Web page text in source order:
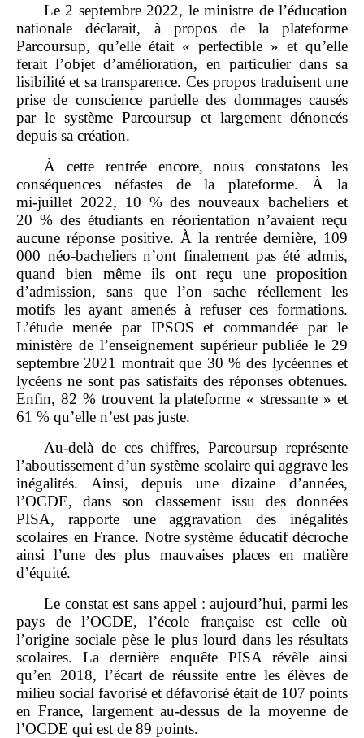
Le 2 septembre 2022, le ministre de l’éducation
nationale déclarait, à propos de la plateforme
Parcoursup, qu’elle était « perfectible » et qu’elle
ferait l’objet d’amélioration, en particulier dans sa
lisibilité et sa transparence. Ces propos traduisent une
prise de conscience partielle des dommages causés
par le système Parcoursup et largement dénoncés
depuis sa création.
À cette rentrée encore, nous constatons les
conséquences néfastes de la plateforme. À la
mi‑juillet 2022, 10 % des nouveaux bacheliers et
20 % des étudiants en réorientation n’avaient reçu
aucune réponse positive. À la rentrée dernière, 109
000 néo‑bacheliers n’ont finalement pas été admis,
quand bien même ils ont reçu une proposition
d’admission, sans que l’on sache réellement les
motifs les ayant amenés à refuser ces formations.
L’étude menée par IPSOS et commandée par le
ministère de l’enseignement supérieur publiée le 29
septembre 2021 montrait que 30 % des lycéennes et
lycéens ne sont pas satisfaits des réponses obtenues.
Enfin, 82 % trouvent la plateforme « stressante » et
61 % qu’elle n’est pas juste.
Au‑delà de ces chiffres, Parcoursup représente
l’aboutissement d’un système scolaire qui aggrave les
inégalités. Ainsi, depuis une dizaine d’années,
l’OCDE, dans son classement issu des données
PISA, rapporte une aggravation des inégalités
scolaires en France. Notre système éducatif décroche
ainsi l’une des plus mauvaises places en matière
d’équité.
Le constat est sans appel : aujourd’hui, parmi les
pays de l’OCDE, l’école française est celle où
l’origine sociale pèse le plus lourd dans les résultats
scolaires. La dernière enquête PISA révèle ainsi
qu’en 2018, l’écart de réussite entre les élèves de
milieu social favorisé et défavorisé était de 107 points
en France, largement au‑dessus de la moyenne de
l’OCDE qui est de 89 points.